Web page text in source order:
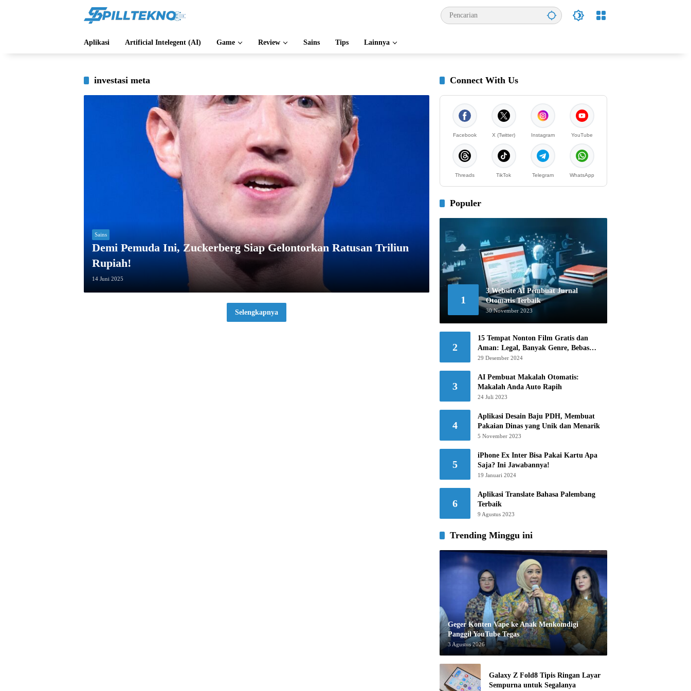
Aplikasi Artificial Intelegent (AI) Game Review Sains Tips Lainnya
investasi meta
Sains
Demi Pemuda Ini, Zuckerberg Siap Gelontorkan Ratusan Triliun
Rupiah!
14 Juni 2025
Selengkapnya
Connect With Us
Facebook X (Twitter) Instagram YouTube
Threads TikTok Telegram WhatsApp
Populer
1
3 Website AI Pembuat Jurnal
Otomatis Terbaik
30 November 2023
2
15 Tempat Nonton Film Gratis dan
Aman: Legal, Banyak Genre, Bebas
Khawatir!
29 Desember 2024
3
AI Pembuat Makalah Otomatis:
Makalah Anda Auto Rapih
24 Juli 2023
4
Aplikasi Desain Baju PDH, Membuat
Pakaian Dinas yang Unik dan Menarik
5 November 2023
5
iPhone Ex Inter Bisa Pakai Kartu Apa
Saja? Ini Jawabannya!
19 Januari 2024
6
Aplikasi Translate Bahasa Palembang
Terbaik
9 Agustus 2023
Trending Minggu ini
Geger Konten Vape ke Anak Menkomdigi
Panggil YouTube Tegas
3 Agustus 2026
Galaxy Z Fold8 Tipis Ringan Layar
Sempurna untuk Segalanya